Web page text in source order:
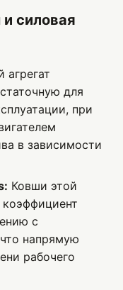
силовая
агрегат
для
при
в зависимости
Ковши этой
с
напрямую
рабочего